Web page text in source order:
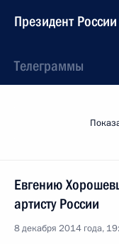
Президент России
Телеграммы
Евгению
артисту России
8 декабря 2014 года,